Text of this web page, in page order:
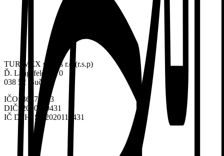
TURIMEX spol. s r.o (r.s.p)
Ď. Langsfelda 170
038 52 Sučany
IČO: 36370223
DIČ: 2020119431
IČ DPH: SK2020119431